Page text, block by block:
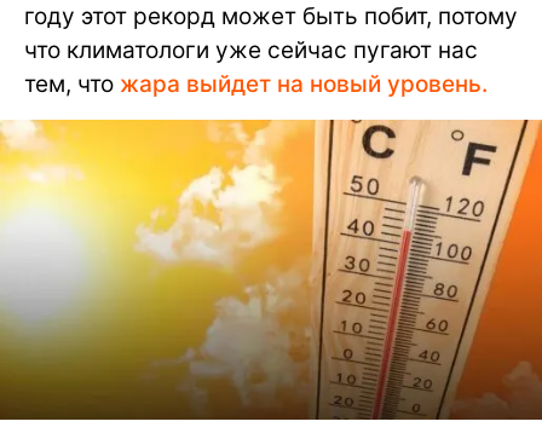
году этот рекорд может быть побит, потому
что климатологи уже сейчас пугают нас
тем, что жара выйдет на новый уровень.